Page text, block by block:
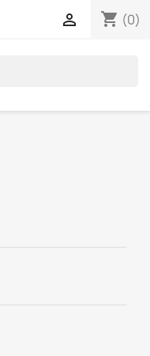
shopping_cart (0)
